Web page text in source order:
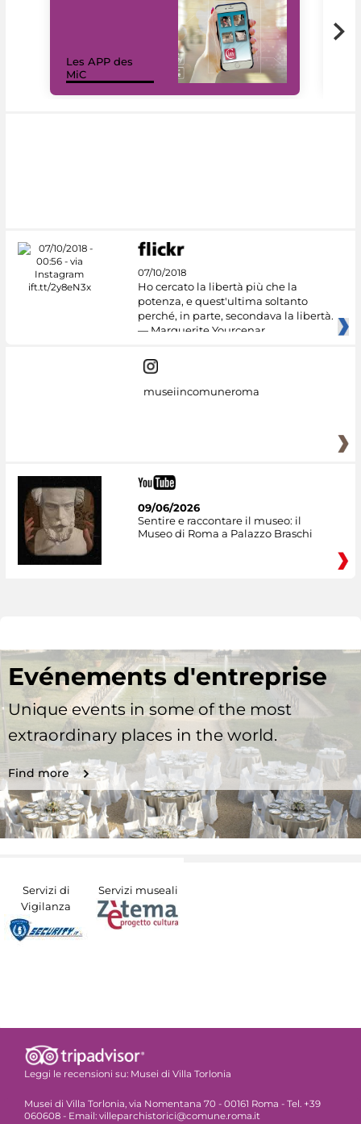
Les APP des
MiC
07/10/2018
Ho cercato la libertà più che la
potenza, e quest'ultima soltanto
perché, in parte, secondava la libertà.
— Marguerite Yourcenar
museiincomuneroma
09/06/2026
Sentire e raccontare il museo: il
Museo di Roma a Palazzo Braschi
Evénements d'entreprise
Unique events in some of the most
extraordinary places in the world.
Find more
Servizi di
Vigilanza
Servizi museali
Leggi le recensioni su: Musei di Villa Torlonia
Musei di Villa Torlonia, via Nomentana 70 - 00161 Roma - Tel. +39
060608 - Email: villeparchistorici@comune.roma.it